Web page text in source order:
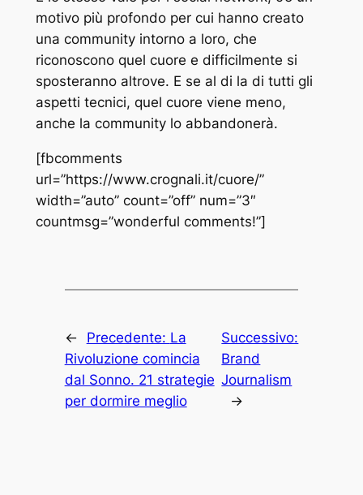
motivo più profondo per cui hanno creato
una community intorno a loro, che
riconoscono quel cuore e difficilmente si
sposteranno altrove. E se al di la di tutti gli
aspetti tecnici, quel cuore viene meno,
anche la community lo abbandonerà.
[fbcomments
url=”https://www.crognali.it/cuore/”
width=”auto” count=”off” num=”3″
countmsg=”wonderful comments!”]
← Precedente: La
Rivoluzione comincia
dal Sonno. 21 strategie
per dormire meglio
Successivo:
Brand
Journalism
→